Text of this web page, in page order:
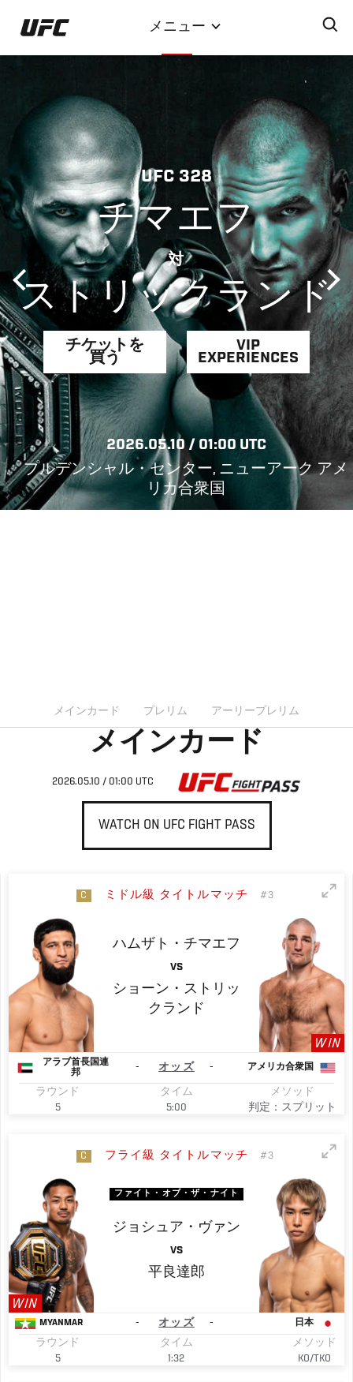
イ
ン
に
移
動
メニュー
UFC 328
チマエフ
対
ストリックランド
チケットを
買う
VIP
EXPERIENCES
2026.05.10 / 01:00 UTC
プルデンシャル・センター, ニューアーク アメ
リカ合衆国
メインカード プレリム アーリープレリム
メインカード
2026.05.10 / 01:00 UTC
WATCH ON UFC FIGHT PASS
C ミドル級 タイトルマッチ #3
ハムザト・チマエフ
VS
ショーン・ストリッ
クランド
WIN
アラブ首長国連
邦
- オッズ - アメリカ合衆国
ラウンド
5
タイム
5:00
メソッド
判定：スプリット
C フライ級 タイトルマッチ #3
WIN
ファイト・オブ・ザ・ナイト
ジョシュア・ヴァン
VS
平良達郎
MYANMAR - オッズ - 日本
ラウンド
5
タイム
1:32
メソッド
KO/TKO